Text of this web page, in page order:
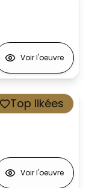
Voir l'oeuvre
Top likées
Voir l'oeuvre